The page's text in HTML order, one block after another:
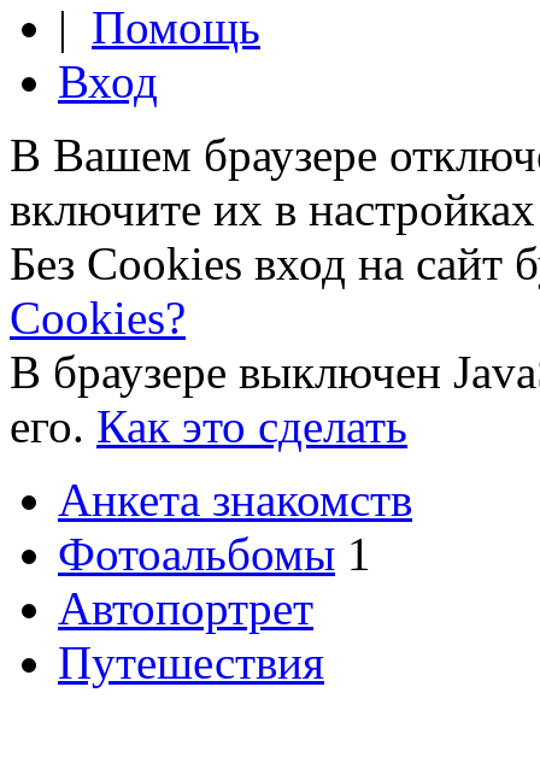
| Помощь
Вход
В Вашем браузере
включите их в
Без Cookies вход на сайт
Cookies?
В браузере выключен
его. Как это сделать
Анкета знакомств
Фотоальбомы 1
Автопортрет
Путешествия